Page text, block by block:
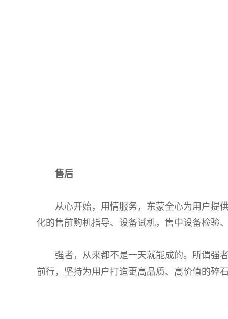
售后
从心开始，用情服务，东蒙全心为用户提供
化的售前购机指导、设备试机，售中设备检验
强者，从来都不是一天就能成的。所谓强者
前行，坚持为用户打造更高品质、高价值的碎